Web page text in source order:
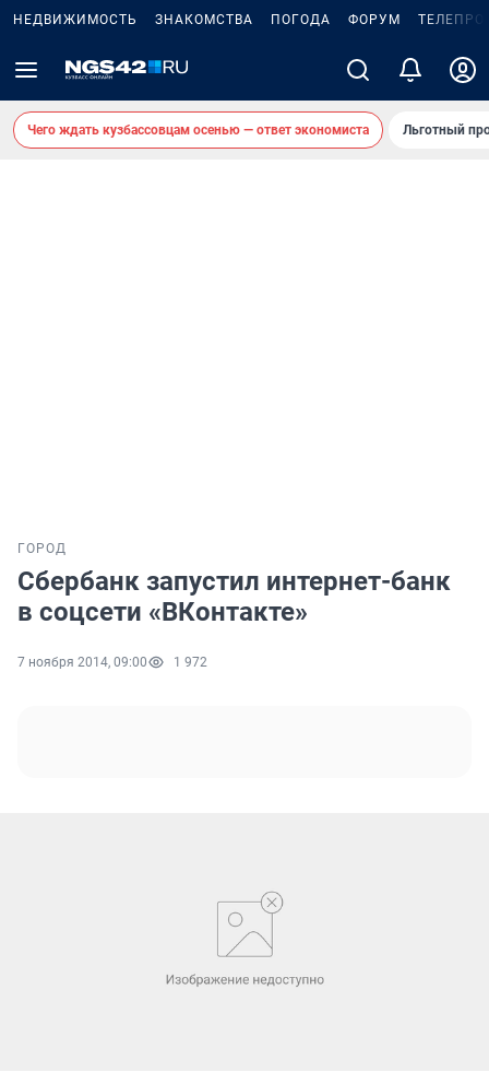
НЕДВИЖИМОСТЬ ЗНАКОМСТВА ПОГОДА ФОРУМ
Чего ждать кузбассовцам осенью — ответ экономиста Льготный
ГОРОД
Сбербанк запустил интернет-банк
в соцсети «ВКонтакте»
7 ноября 2014, 09:00 1 972